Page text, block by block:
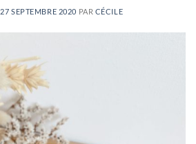
27 SEPTEMBRE 2020 PAR CÉCILE